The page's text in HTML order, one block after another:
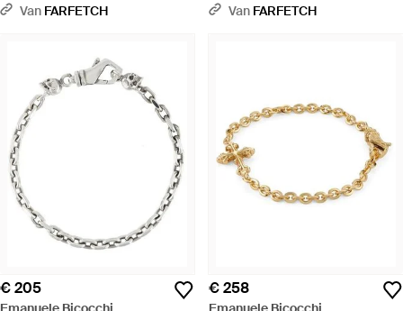
Van FARFETCH Meerkleurig
Van FARFETCH
€ 205 € 258